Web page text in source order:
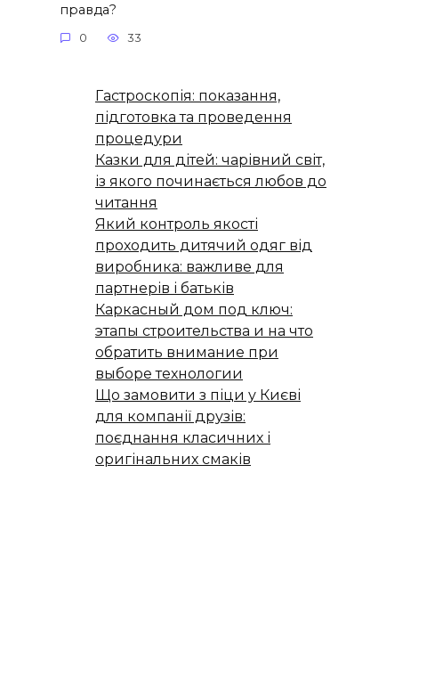
правда?
0 33
Гастроскопія: показання,
підготовка та проведення
процедури
Казки для дітей: чарівний світ,
із якого починається любов до
читання
Який контроль якості
проходить дитячий одяг від
виробника: важливе для
партнерів і батьків
Каркасный дом под ключ:
этапы строительства и на что
обратить внимание при
выборе технологии
Що замовити з піци у Києві
для компанії друзів:
поєднання класичних і
оригінальних смаків